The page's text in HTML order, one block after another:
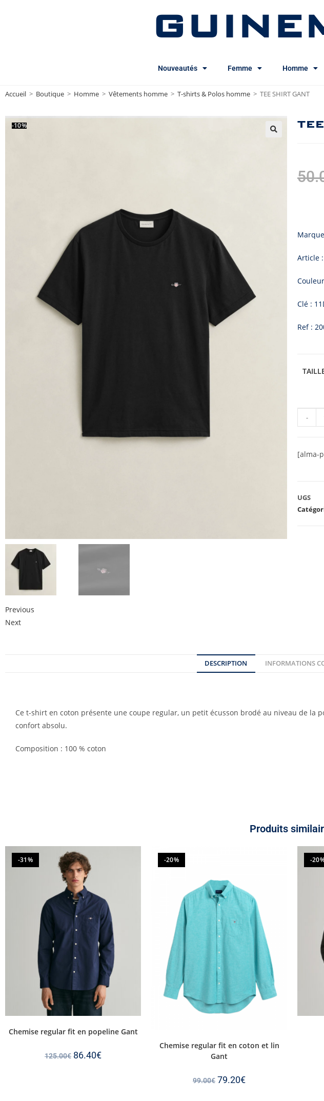
Nouveautés Femme Homme
Accueil > Boutique > Homme > Vêtements homme > T-shirts & Polos homme > TEE SHIRT GANT
-10%
Previous
Next
Article
Clé :
Ref :
-
[alma-
UGS
DESCRIPTION INFORMATIONS
Ce t-shirt en coton présente une coupe regular, un petit écusson brodé au niveau de
confort absolu.
Composition : 100 % coton
Produits
-31%
Chemise regular fit en popeline Gant
125.00€ 86.40€
-20%
Chemise regular fit en coton et lin
Gant
99.00€ 79.20€
-